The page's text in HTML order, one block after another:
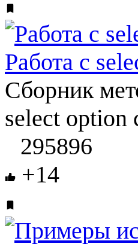
Работа с
Сборник
select option
295896
+14